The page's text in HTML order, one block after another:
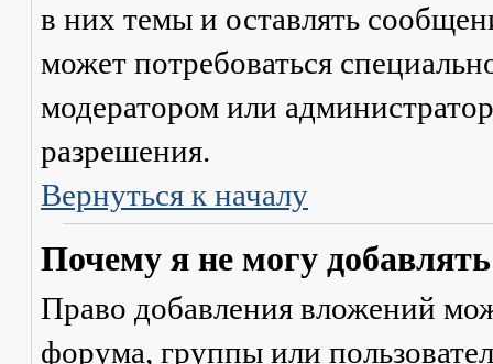
в них темы и оставлять
может потребоваться
модератором или
разрешения.
Вернуться к началу
Почему я не могу
Право добавления вложений
форума, группы или